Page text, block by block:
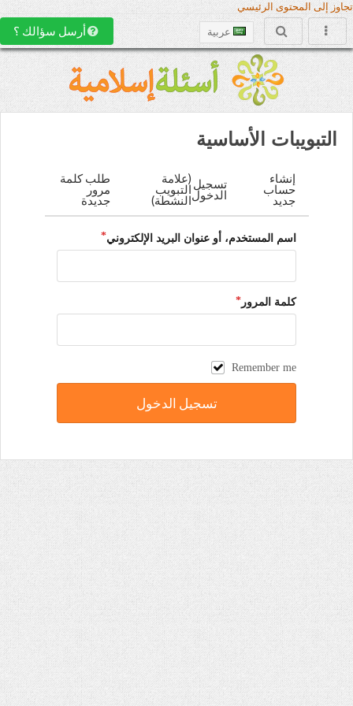
تجاوز إلى المحتوى الرئيسي
عربية أرسل سؤالك ؟
التبويبات الأساسية
إنشاء
حساب
جديد
تسجيل
الدخول
(علامة
التبويب
النشطة)
طلب كلمة
مرور
جديدة
اسم المستخدم، أو عنوان البريد الإلكتروني
كلمة المرور
Remember me